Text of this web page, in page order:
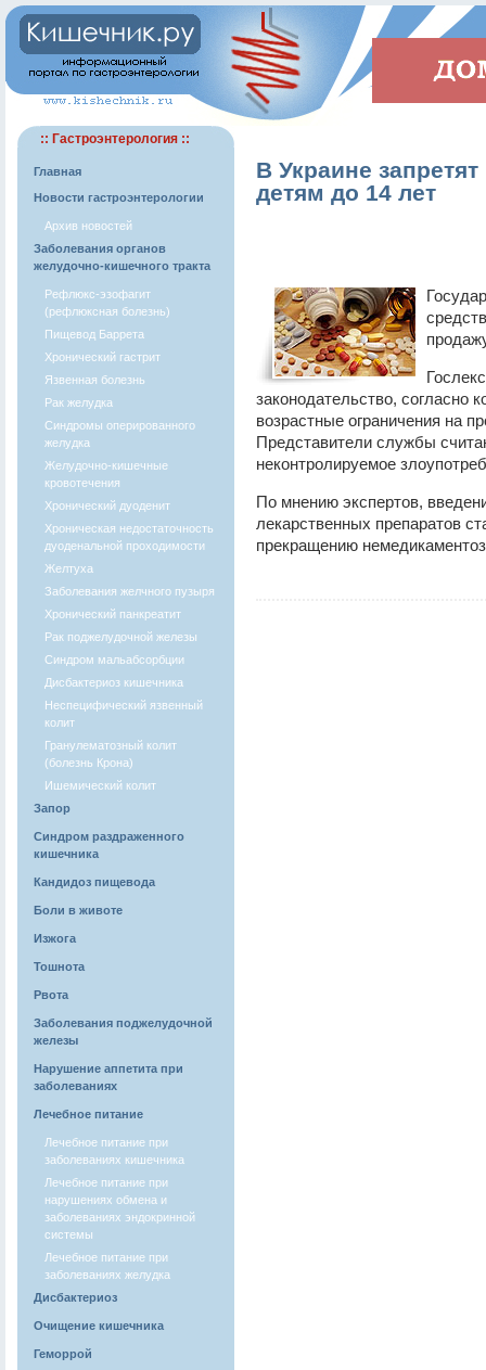
:: Гастроэнтерология ::
Главная
Новости гастроэнтерологии
Архив новостей
Заболевания органов
желудочно-кишечного тракта
Рефлюкс-эзофагит
(рефлюксная болезнь)
Пищевод Баррета
Хронический гастрит
Язвенная болезнь
Рак желудка
Синдромы оперированного
желудка
Желудочно-кишечные
кровотечения
Хронический дуоденит
Хроническая недостаточность
дуоденальной проходимости
Желтуха
Заболевания желчного пузыря
Хронический панкреатит
Рак поджелудочной железы
Синдром мальабсорбции
Дисбактериоз кишечника
Неспецифический язвенный
колит
Гранулематозный колит
(болезнь Крона)
Ишемический колит
Запор
Синдром раздраженного
кишечника
Кандидоз пищевода
Боли в животе
Изжога
Тошнота
Рвота
Заболевания поджелудочной
железы
Нарушение аппетита при
заболеваниях
Лечебное питание
Лечебное питание при
заболеваниях кишечника
Лечебное питание при
нарушениях обмена и
заболеваниях эндокринной
системы
Лечебное питание при
заболеваниях желудка
Дисбактериоз
Очищение кишечника
Геморрой
В Украине
детям до 14 лет
законодательство,
возрастные ограничения на
Представители службы
неконтролируемое
По мнению экспертов,
лекарственных препаратов
прекращению